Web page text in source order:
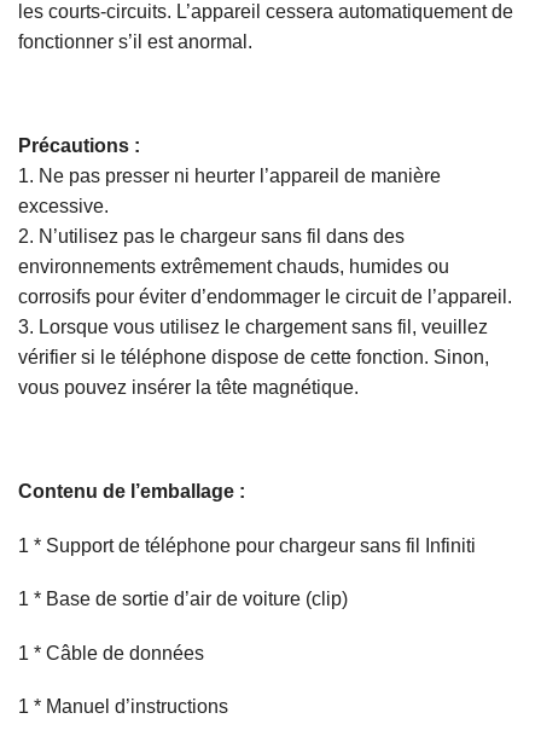
les courts-circuits. L’appareil cessera automatiquement de
fonctionner s’il est anormal.
Précautions :
1. Ne pas presser ni heurter l’appareil de manière
excessive.
2. N’utilisez pas le chargeur sans fil dans des
environnements extrêmement chauds, humides ou
corrosifs pour éviter d’endommager le circuit de l’appareil.
3. Lorsque vous utilisez le chargement sans fil, veuillez
vérifier si le téléphone dispose de cette fonction. Sinon,
vous pouvez insérer la tête magnétique.
Contenu de l’emballage :
1 * Support de téléphone pour chargeur sans fil Infiniti
1 * Base de sortie d’air de voiture (clip)
1 * Câble de données
1 * Manuel d’instructions